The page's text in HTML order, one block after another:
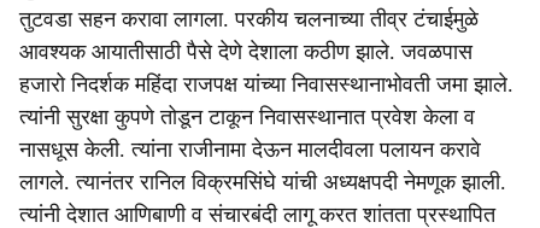
तुटवडा सहन करावा लागला. परकीय चलनाच्या तीव्र टंचाईमुळे
आवश्यक आयातीसाठी पैसे देणे देशाला कठीण झाले. जवळपास
हजारो निदर्शक महिंदा राजपक्ष यांच्या निवासस्थानाभोवती जमा झाले.
त्यांनी सुरक्षा कुपणे तोडून टाकून निवासस्थानात प्रवेश केला व
नासधूस केली. त्यांना राजीनामा देऊन मालदीवला पलायन करावे
लागले. त्यानंतर रानिल विक्रमसिंघे यांची अध्यक्षपदी नेमणूक झाली.
त्यांनी देशात आणिबाणी व संचारबंदी लागू करत शांतता प्रस्थापित